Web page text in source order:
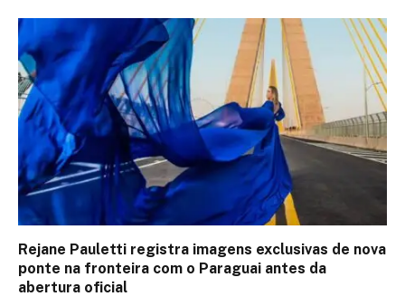
Rejane Pauletti registra imagens exclusivas de nova
ponte na fronteira com o Paraguai antes da
abertura oficial